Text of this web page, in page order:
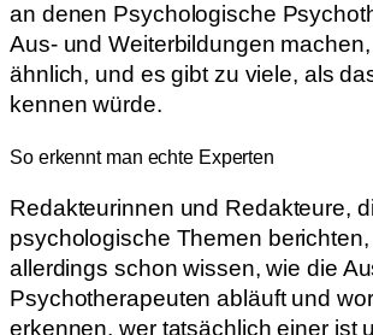
an denen Psychologische
Aus- und Weiterbildungen
ähnlich, und es gibt zu viele, als
kennen würde.
So erkennt man echte Experten
Redakteurinnen und Redakteure,
psychologische Themen berichten,
allerdings schon wissen, wie die
Psychotherapeuten abläuft und
erkennen, wer tatsächlich einer ist